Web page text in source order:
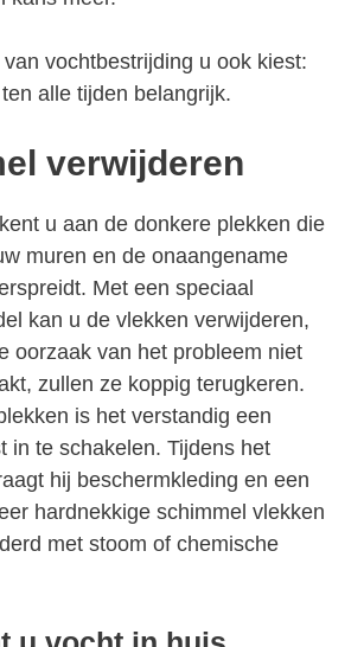
vochtbestrijding u ook kiest:
alle tijden belangrijk.
verwijderen
u aan de donkere plekken die
muren en de onaangename
Met een speciaal
kan u de vlekken verwijderen,
oorzaak van het probleem niet
zullen ze koppig terugkeren.
is het verstandig een
in te schakelen. Tijdens het
hij beschermkleding en een
hardnekkige schimmel vlekken
met stoom of chemische